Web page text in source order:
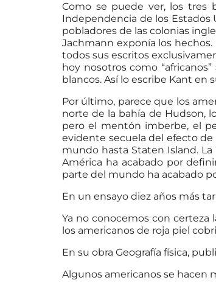
Como se puede ver, los tres
Independencia de los Estados
pobladores de las colonias
Jachmann exponía los hechos.
todos sus escritos
hoy nosotros como
blancos. Así lo escribe Kant en
Por último, parece que los
norte de la bahía de Hudson,
pero el mentón imberbe, el
evidente secuela del efecto
mundo hasta Staten Island.
América ha acabado por
parte del mundo ha acabado
En un ensayo diez años más
Ya no conocemos con certeza
los americanos de roja piel
En su obra Geografía física,
Algunos americanos se hacen